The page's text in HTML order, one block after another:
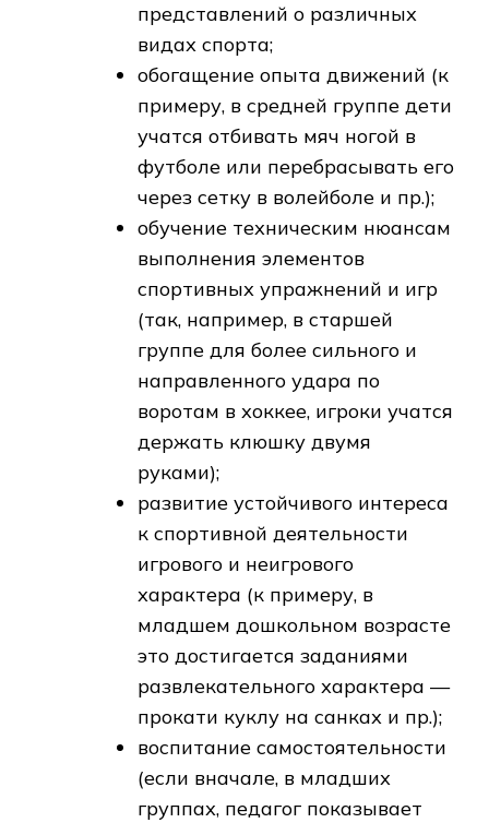
представлений о различных
видах спорта;
обогащение опыта движений (к
примеру, в средней группе дети
учатся отбивать мяч ногой в
футболе или перебрасывать его
через сетку в волейболе и пр.);
обучение техническим нюансам
выполнения элементов
спортивных упражнений и игр
(так, например, в старшей
группе для более сильного и
направленного удара по
воротам в хоккее, игроки учатся
держать клюшку двумя
руками);
развитие устойчивого интереса
к спортивной деятельности
игрового и неигрового
характера (к примеру, в
младшем дошкольном возрасте
это достигается заданиями
развлекательного характера —
прокати куклу на санках и пр.);
воспитание самостоятельности
(если вначале, в младших
группах, педагог показывает